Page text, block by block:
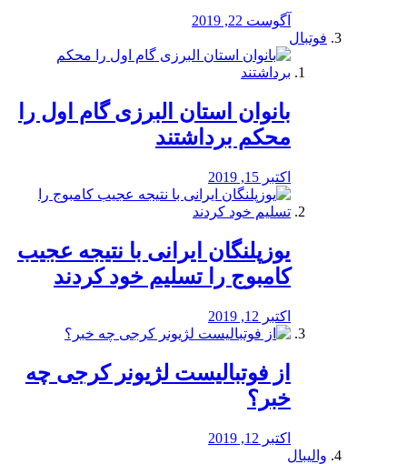
آگوست 22, 2019
فوتبال
بانوان استان البرزی گام اول را
محكم برداشتند
اکتبر 15, 2019
یوزپلنگان ایرانی با نتیجه عجیب
کامبوج را تسلیم خود کردند
اکتبر 12, 2019
از فوتبالیست لژیونر کرجی چه
خبر؟
اکتبر 12, 2019
والیبال